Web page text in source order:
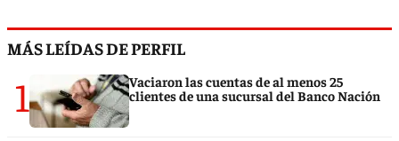
MÁS LEÍDAS DE PERFIL
1
Vaciaron las cuentas de al menos 25
clientes de una sucursal del Banco Nación